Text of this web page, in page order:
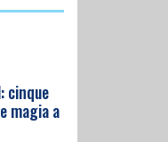
cinque
magia a